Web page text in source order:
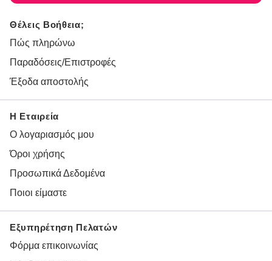
Θέλεις Βοήθεια;
Πώς πληρώνω
Παραδόσεις/Επιστροφές
Έξοδα αποστολής
Η Εταιρεία
Ο λογαριασμός μου
Όροι χρήσης
Προσωπικά Δεδομένα
Ποιοι είμαστε
Εξυπηρέτηση Πελατών
Φόρμα επικοινωνίας